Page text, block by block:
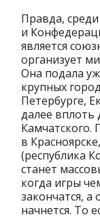
Правда,
и
является
организует
Она подала
крупных
Петербурге,
далее
Камчатского.
в
(республика
станет
когда игры
закончатся,
начнется. То